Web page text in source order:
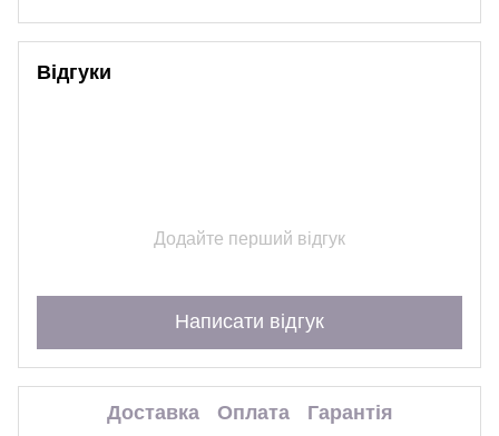
Відгуки
Додайте перший відгук
Написати відгук
Доставка Оплата Гарантія